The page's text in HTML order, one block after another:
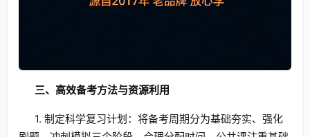
三、高效备考方法与资源利用
1. 制定科学复习计划：将备考周期分为基础夯实、强化